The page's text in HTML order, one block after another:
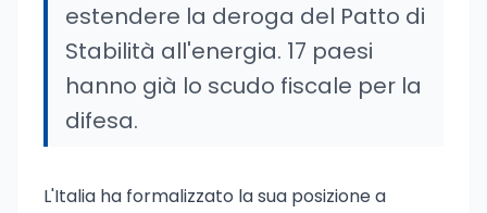
estendere la deroga del Patto di
Stabilità all'energia. 17 paesi
hanno già lo scudo fiscale per la
difesa.
L'Italia ha formalizzato la sua posizione a